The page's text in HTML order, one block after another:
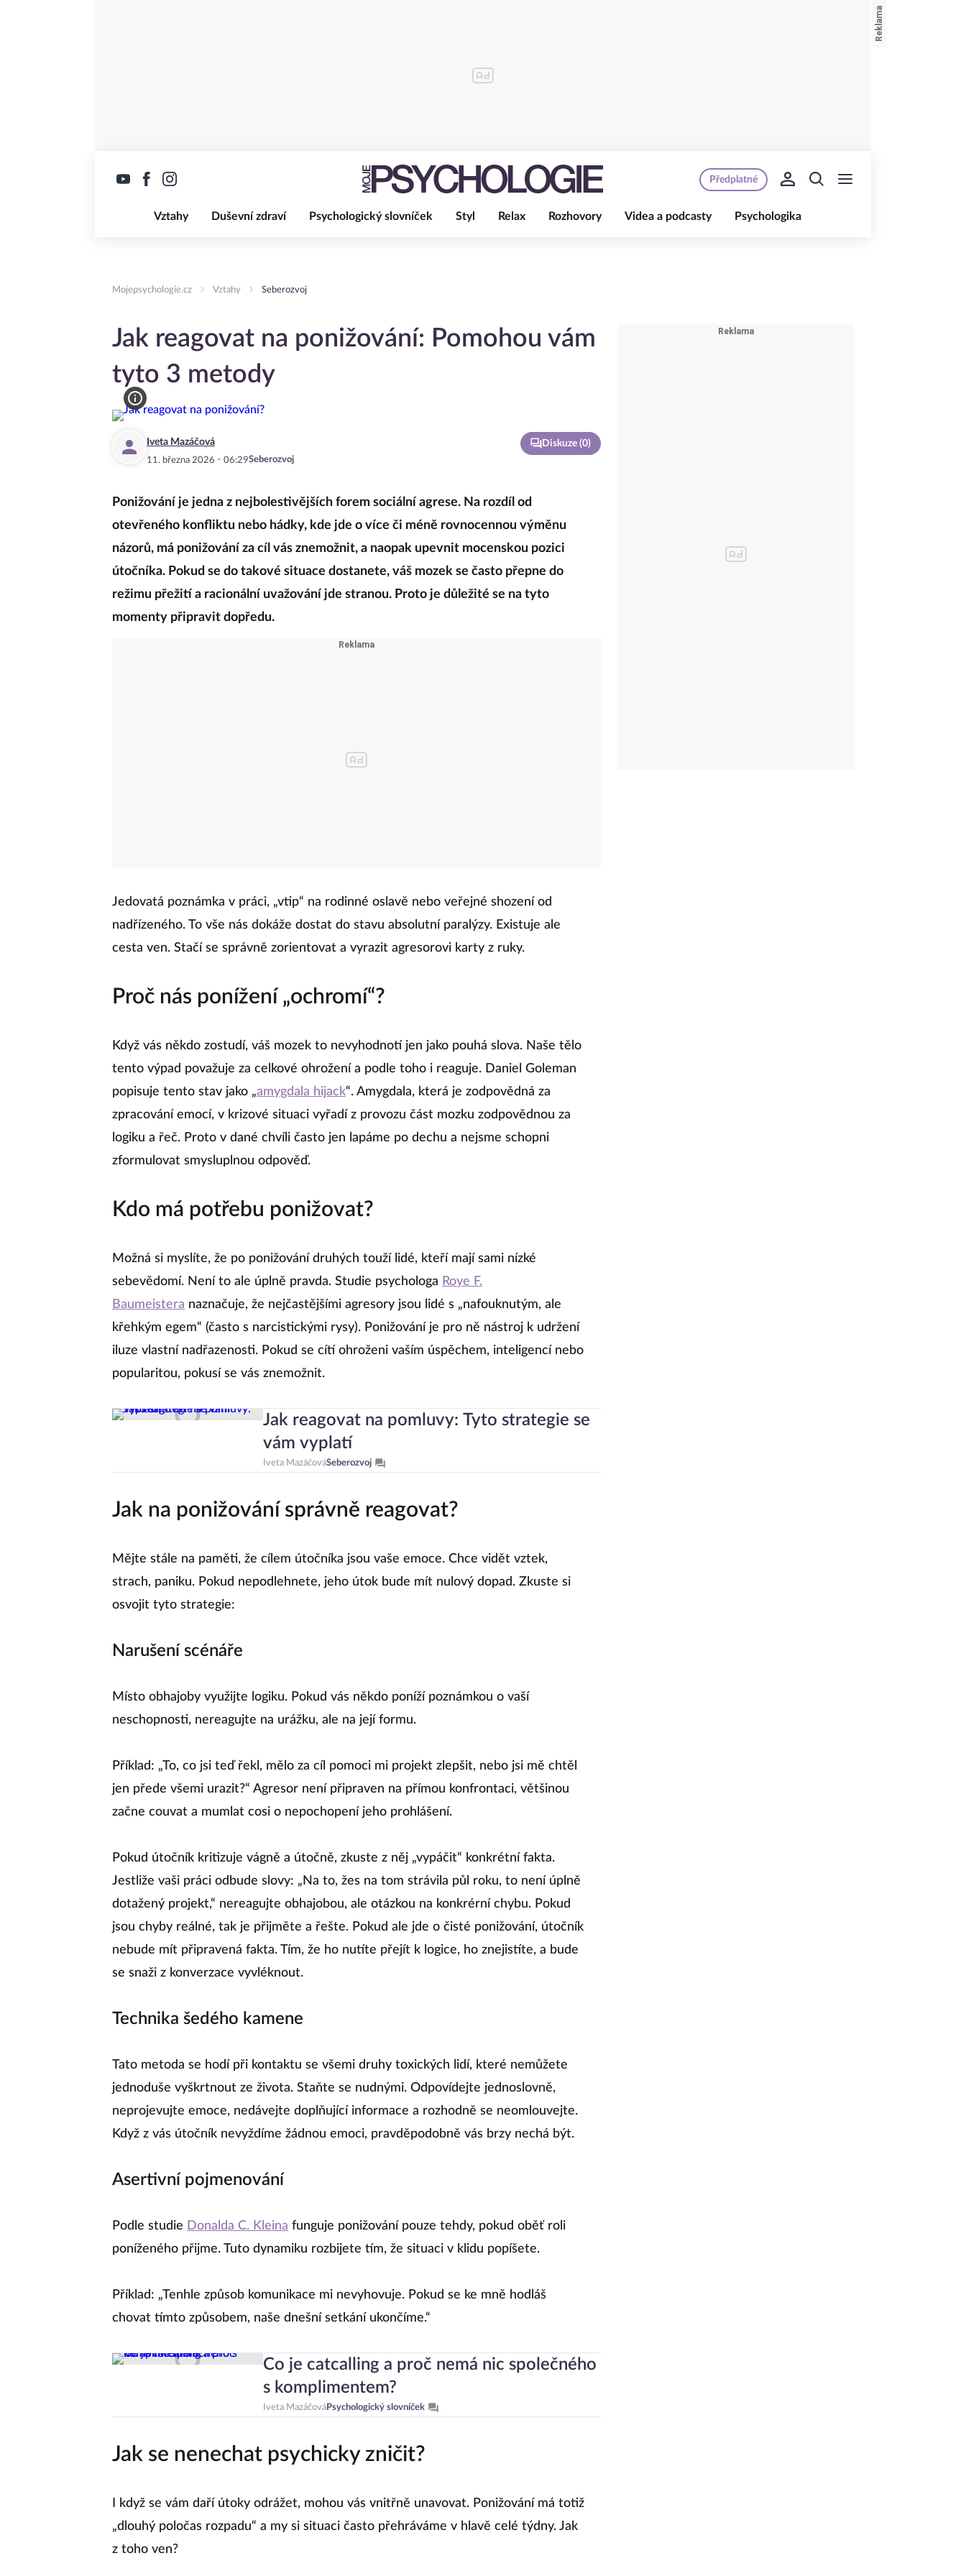
Vztahy Duševní zdraví Psychologický slovníček Styl Relax Rozhovory Videa a podcasty Psychologika
Předplatné
Mojepsychologie.cz Vztahy Seberozvoj
Jak reagovat na ponižování: Pomohou vám
tyto 3 metody
Iveta Mazáčová
11. března 2026 · 06:29Seberozvoj
Diskuze (0)
Ponižování je jedna z nejbolestivějších forem sociální agrese. Na rozdíl od
otevřeného konfliktu nebo hádky, kde jde o více či méně rovnocennou výměnu
názorů, má ponižování za cíl vás znemožnit, a naopak upevnit mocenskou pozici
útočníka. Pokud se do takové situace dostanete, váš mozek se často přepne do
režimu přežití a racionální uvažování jde stranou. Proto je důležité se na tyto
momenty připravit dopředu.
Jedovatá poznámka v práci, „vtip“ na rodinné oslavě nebo veřejné shození od
nadřízeného. To vše nás dokáže dostat do stavu absolutní paralýzy. Existuje ale
cesta ven. Stačí se správně zorientovat a vyrazit agresorovi karty z ruky.
Proč nás ponížení „ochromí“?
Když vás někdo zostudí, váš mozek to nevyhodnotí jen jako pouhá slova. Naše tělo
tento výpad považuje za celkové ohrožení a podle toho i reaguje. Daniel Goleman
popisuje tento stav jako „amygdala hijack“. Amygdala, která je zodpovědná za
zpracování emocí, v krizové situaci vyřadí z provozu část mozku zodpovědnou za
logiku a řeč. Proto v dané chvíli často jen lapáme po dechu a nejsme schopni
zformulovat smysluplnou odpověď.
Kdo má potřebu ponižovat?
Možná si myslíte, že po ponižování druhých touží lidé, kteří mají sami nízké
sebevědomí. Není to ale úplně pravda. Studie psychologa Roye F.
Baumeistera naznačuje, že nejčastějšími agresory jsou lidé s „nafouknutým, ale
křehkým egem“ (často s narcistickými rysy). Ponižování je pro ně nástroj k udržení
iluze vlastní nadřazenosti. Pokud se cítí ohroženi vaším úspěchem, inteligencí nebo
popularitou, pokusí se vás znemožnit.
Jak reagovat na pomluvy: Tyto strategie se
vám vyplatí
Iveta MazáčováSeberozvoj
Jak na ponižování správně reagovat?
Mějte stále na paměti, že cílem útočníka jsou vaše emoce. Chce vidět vztek,
strach, paniku. Pokud nepodlehnete, jeho útok bude mít nulový dopad. Zkuste si
osvojit tyto strategie:
Narušení scénáře
Místo obhajoby využijte logiku. Pokud vás někdo poníží poznámkou o vaší
neschopnosti, nereagujte na urážku, ale na její formu.
Příklad: „To, co jsi teď řekl, mělo za cíl pomoci mi projekt zlepšit, nebo jsi mě chtěl
jen přede všemi urazit?“ Agresor není připraven na přímou konfrontaci, většinou
začne couvat a mumlat cosi o nepochopení jeho prohlášení.
Pokud útočník kritizuje vágně a útočně, zkuste z něj „vypáčit“ konkrétní fakta.
Jestliže vaši práci odbude slovy: „Na to, žes na tom strávila půl roku, to není úplně
dotažený projekt,“ nereagujte obhajobou, ale otázkou na konkrérní chybu. Pokud
jsou chyby reálné, tak je přijměte a řešte. Pokud ale jde o čisté ponižování, útočník
nebude mít připravená fakta. Tím, že ho nutíte přejít k logice, ho znejistíte, a bude
se snaži z konverzace vyvléknout.
Technika šedého kamene
Tato metoda se hodí při kontaktu se všemi druhy toxických lidí, které nemůžete
jednoduše vyškrtnout ze života. Staňte se nudnými. Odpovídejte jednoslovně,
neprojevujte emoce, nedávejte doplňující informace a rozhodně se neomlouvejte.
Když z vás útočník nevyždíme žádnou emoci, pravděpodobně vás brzy nechá být.
Asertivní pojmenování
Podle studie Donalda C. Kleina funguje ponižování pouze tehdy, pokud oběť roli
poníženého přijme. Tuto dynamiku rozbijete tím, že situaci v klidu popíšete.
Příklad: „Tenhle způsob komunikace mi nevyhovuje. Pokud se ke mně hodláš
chovat tímto způsobem, naše dnešní setkání ukončíme.“
Co je catcalling a proč nemá nic společného
s komplimentem?
Iveta MazáčováPsychologický slovníček
Jak se nenechat psychicky zničit?
I když se vám daří útoky odrážet, mohou vás vnitřně unavovat. Ponižování má totiž
„dlouhý poločas rozpadu“ a my si situaci často přehráváme v hlavě celé týdny. Jak
z toho ven?